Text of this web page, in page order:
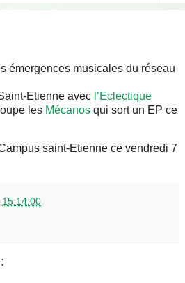
émergences musicales du réseau
Etienne avec l’Eclectique
les Mécanos qui sort un EP ce
saint-Etienne ce vendredi 7
15:14:00